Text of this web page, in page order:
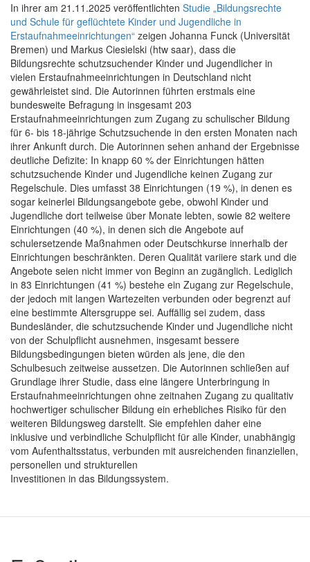
In ihrer am 21.11.2025 veröffentlichten Studie „Bildungsrechte
und Schule für geflüchtete Kinder und Jugendliche in
Erstaufnahmeeinrichtungen“ zeigen Johanna Funck (Universität
Bremen) und Markus Ciesielski (htw saar), dass die
Bildungsrechte schutzsuchender Kinder und Jugendlicher in
vielen Erstaufnahmeeinrichtungen in Deutschland nicht
gewährleistet sind. Die Autorinnen führten erstmals eine
bundesweite Befragung in insgesamt 203
Erstaufnahmeeinrichtungen zum Zugang zu schulischer Bildung
für 6- bis 18-jährige Schutzsuchende in den ersten Monaten nach
ihrer Ankunft durch. Die Autorinnen sehen anhand der Ergebnisse
deutliche Defizite: In knapp 60 % der Einrichtungen hätten
schutzsuchende Kinder und Jugendliche keinen Zugang zur
Regelschule. Dies umfasst 38 Einrichtungen (19 %), in denen es
sogar keinerlei Bildungsangebote gebe, obwohl Kinder und
Jugendliche dort teilweise über Monate lebten, sowie 82 weitere
Einrichtungen (40 %), in denen sich die Angebote auf
schulersetzende Maßnahmen oder Deutschkurse innerhalb der
Einrichtungen beschränkten. Deren Qualität variiere stark und die
Angebote seien nicht immer von Beginn an zugänglich. Lediglich
in 83 Einrichtungen (41 %) bestehe ein Zugang zur Regelschule,
der jedoch mit langen Wartezeiten verbunden oder begrenzt auf
eine bestimmte Altersgruppe sei. Auffällig sei zudem, dass
Bundesländer, die schutzsuchende Kinder und Jugendliche nicht
von der Schulpflicht ausnehmen, insgesamt bessere
Bildungsbedingungen bieten würden als jene, die den
Schulbesuch zeitweise aussetzen. Die Autorinnen schließen auf
Grundlage ihrer Studie, dass eine längere Unterbringung in
Erstaufnahmeeinrichtungen ohne zeitnahen Zugang zu qualitativ
hochwertiger schulischer Bildung ein erhebliches Risiko für den
weiteren Bildungsweg darstellt. Sie empfehlen daher eine
inklusive und verbindliche Schulpflicht für alle Kinder, unabhängig
vom Aufenthaltsstatus, verbunden mit ausreichenden finanziellen,
personellen und strukturellen
Investitionen in das Bildungssystem.